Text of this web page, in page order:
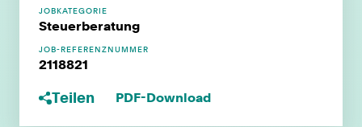
JOBKATEGORIE
Steuerberatung
JOB-REFERENZNUMMER
2118821
Teilen PDF-Download